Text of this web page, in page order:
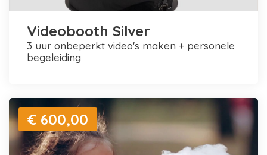
Videobooth Silver
3 uur onbeperkt video's maken + personele
begeleiding
€ 600,00